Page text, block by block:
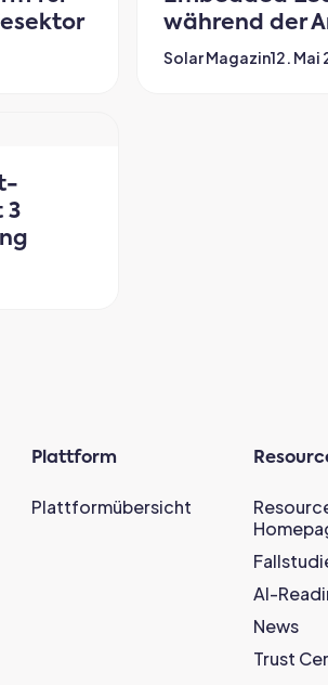
während der
Solar Magazin12. Mai
3
Plattform
Plattformübersicht
AI-
News
Trust